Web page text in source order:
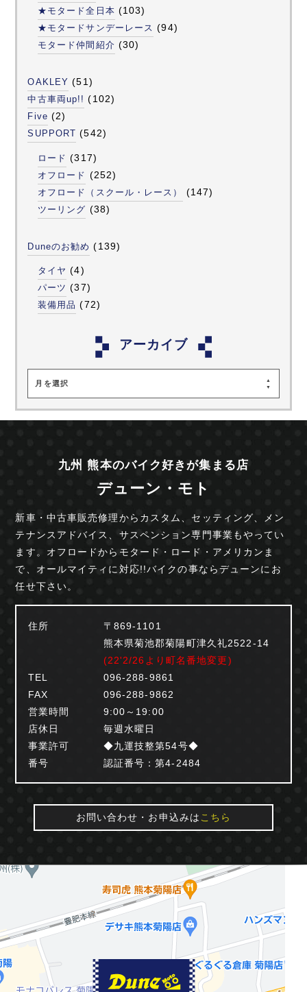
★モタード全日本 (103)
★モタードサンデーレース (94)
モタード仲間紹介 (30)
OAKLEY (51)
中古車両up!! (102)
Five (2)
SUPPORT (542)
ロード (317)
オフロード (252)
オフロード（スクール・レース） (147)
ツーリング (38)
Duneのお勧め (139)
タイヤ (4)
パーツ (37)
装備用品 (72)
アーカイブ
月を選択
九州 熊本のバイク好きが集まる店
デューン・モト
新車・中古車販売修理からカスタム、セッティング、
メン
テナンスアドバイス、サスペンション専門事業もやってい
ます。オフロードからモタード・ロード・ アメリカンま
で、オールマイティに対応!!バイクの事ならデューンにお
任せ下さい。
住所
〒869-1101
熊本県菊池郡菊陽町津久礼2522-14
(22'2/26より町名番地変更)
TEL
096-288-9861
FAX
096-288-9862
営業時間
9:00～19:00
店休日
毎週水曜日
事業許可
番号
◆九運技整第54号◆
認証番号：第4-2484
お問い合わせ・お申込みは こちら